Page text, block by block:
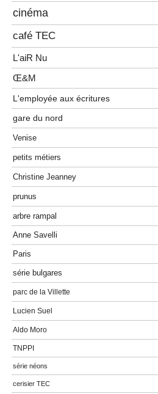
cinéma
café TEC
L'aiR Nu
Œ&M
L'employée aux écritures
gare du nord
Venise
petits métiers
Christine Jeanney
prunus
arbre rampal
Anne Savelli
Paris
série bulgares
parc de la Villette
Lucien Suel
Aldo Moro
TNPPI
série néons
cerisier TEC